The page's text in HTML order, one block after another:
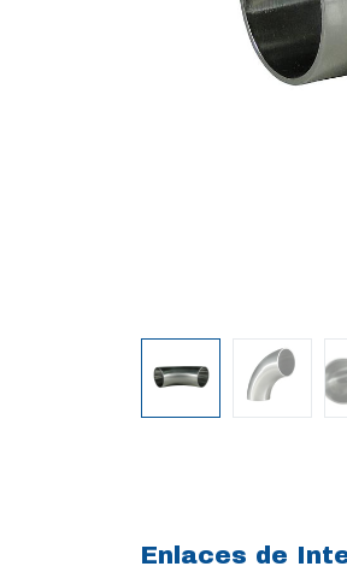
Enlaces de